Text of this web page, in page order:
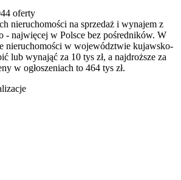
oferty
nieruchomości na sprzedaż i wynajem z
- najwięcej w Polsce bez pośredników. W
nieruchomości w województwie kujawsko-
lub wynająć za 10 tys zł, a najdroższe za
w ogłoszeniach to 464 tys zł.